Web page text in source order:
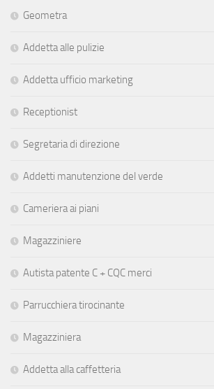
Geometra
Addetta alle pulizie
Addetta ufficio marketing
Receptionist
Segretaria di direzione
Addetti manutenzione del verde
Cameriera ai piani
Magazziniere
Autista patente C + CQC merci
Parrucchiera tirocinante
Magazziniera
Addetta alla caffetteria